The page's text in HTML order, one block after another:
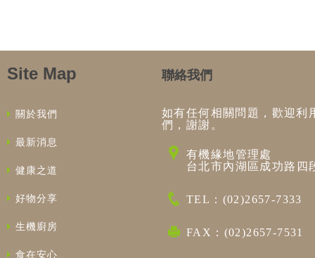
Site Map
關於我們
最新消息
健康之道
好物分享
生機廚房
食在安心
聯絡我們
如有任何相關問題，歡迎利
們，謝謝。
有機緣地管理處
台北市內湖區成功路四
TEL：(02)2657-7333
FAX：(02)2657-7531